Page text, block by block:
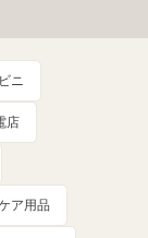
ニ
店
ア用品